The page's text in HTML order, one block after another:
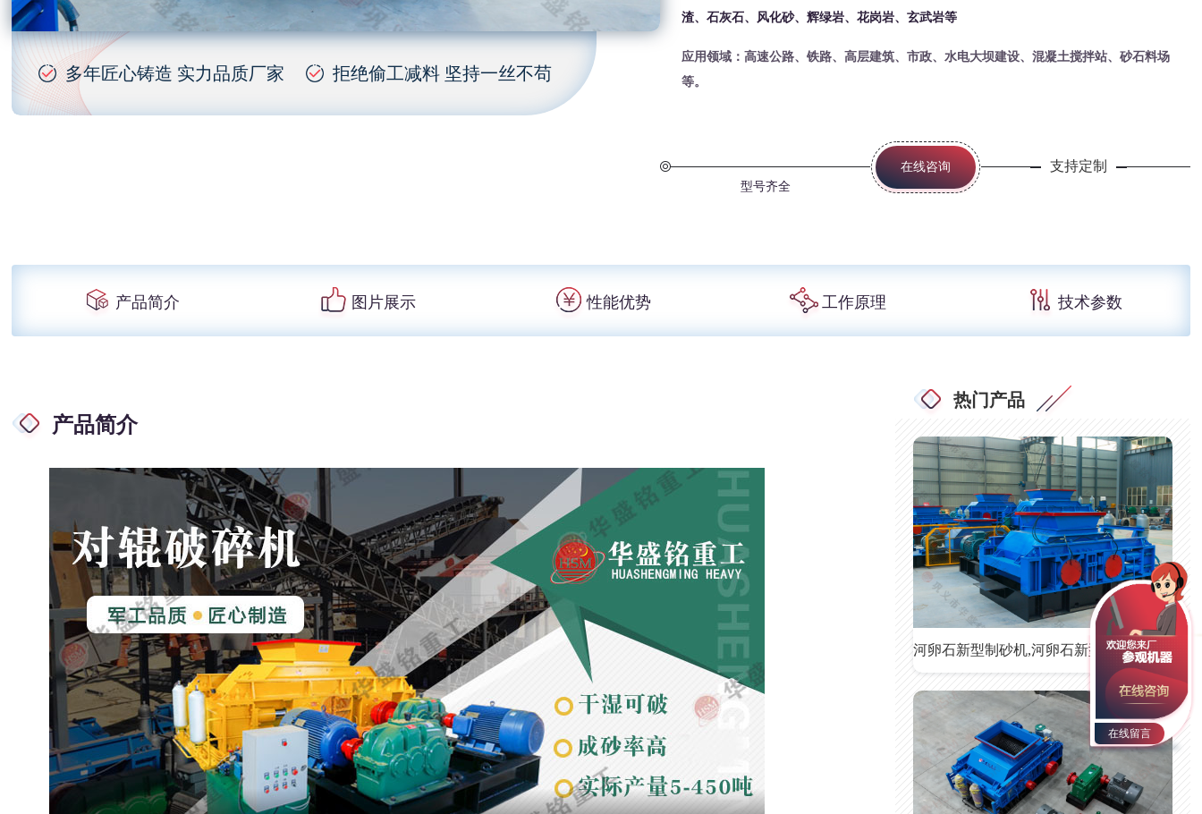
多年匠心铸造 实力品质厂家 拒绝偷工减料 坚持一丝不苟
渣、石灰石、风化砂、辉绿岩、花岗岩、玄武岩等
应用领域：高速公路、铁路、高层建筑、市政、水电大坝建设、混凝土搅拌站、砂石料场
等。
型号齐全
在线咨询 支持定制
产品简介 图片展示 性能优势 工作原理 技术参数
产品简介
热门产品
河卵石新型制砂机,河卵石新型制砂机价格
在线留言